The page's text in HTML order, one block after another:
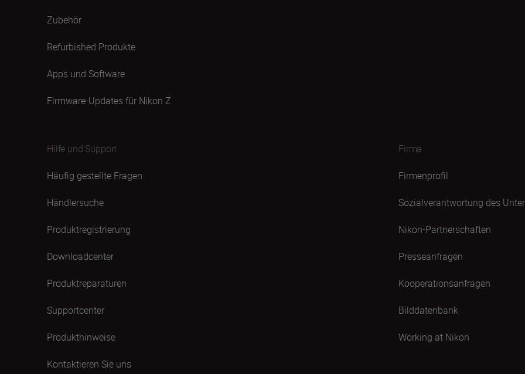
Zubehör
Refurbished Produkte
Apps und Software
Firmware-Updates für Nikon Z
Hilfe und Support
Häufig gestellte Fragen
Händlersuche
Produktregistrierung
Downloadcenter
Produktreparaturen
Supportcenter
Produkthinweise
Kontaktieren Sie uns
Firma
Firmenprofil
Sozialverantwortung des
Nikon-Partnerschaften
Presseanfragen
Kooperationsanfragen
Bilddatenbank
Working at Nikon